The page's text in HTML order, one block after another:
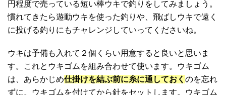
円程度で売っている短い棒ウキで釣りをしてみましょう。
慣れてきたら遊動ウキを使った釣りや、飛ばしウキで遠く
に投げる釣りにもチャレンジしていってくださいね。
ウキは予備も入れて２個くらい用意すると良いと思いま
す。これとウキゴムを組み合わせて使います。ウキゴム
は、あらかじめ仕掛けを結ぶ前に糸に通しておく のを忘れ
ずに。ウキゴムを付けてから針をセットします。ウキゴム